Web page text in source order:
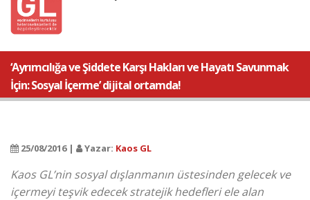
‘Ayrımcılığa ve Şiddete Karşı Hakları ve Hayatı Savunmak
İçin: Sosyal İçerme’ dijital ortamda!
25/08/2016 | Yazar: Kaos GL
Kaos GL’nin sosyal dışlanmanın üstesinden gelecek ve
içermeyi teşvik edecek stratejik hedefleri ele alan